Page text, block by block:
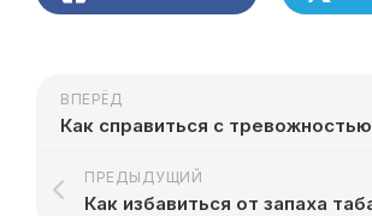
ВПЕРЁД
Как справиться с тревожностью
ПРЕДЫДУЩИЙ